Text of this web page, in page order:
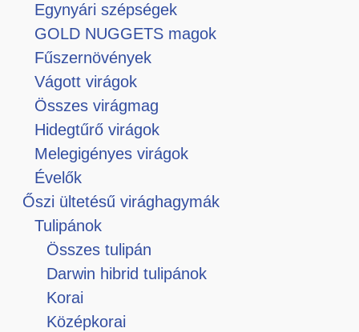
Egynyári szépségek
GOLD NUGGETS magok
Fűszernövények
Vágott virágok
Összes virágmag
Hidegtűrő virágok
Melegigényes virágok
Évelők
Őszi ültetésű virághagymák
Tulipánok
Összes tulipán
Darwin hibrid tulipánok
Korai
Középkorai